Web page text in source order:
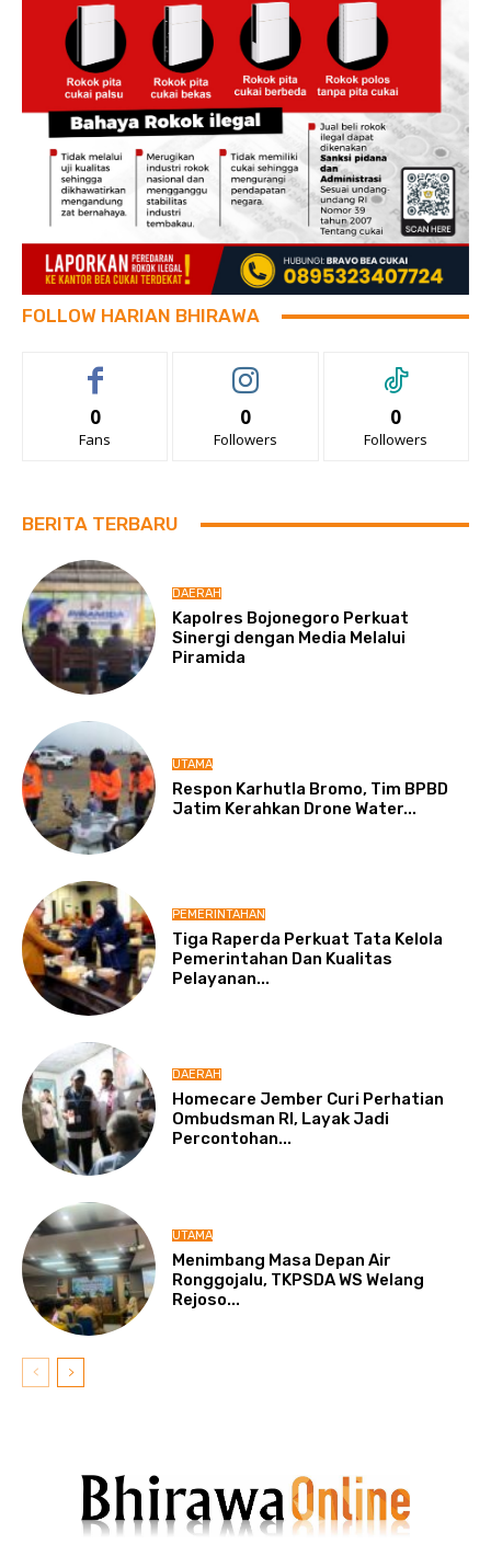
FOLLOW HARIAN BHIRAWA
0
Fans
0
Followers
0
Followers
BERITA TERBARU
DAERAH
Kapolres Bojonegoro Perkuat
Sinergi dengan Media Melalui
Piramida
UTAMA
Respon Karhutla Bromo, Tim BPBD
Jatim Kerahkan Drone Water...
PEMERINTAHAN
Tiga Raperda Perkuat Tata Kelola
Pemerintahan Dan Kualitas
Pelayanan...
DAERAH
Homecare Jember Curi Perhatian
Ombudsman RI, Layak Jadi
Percontohan...
UTAMA
Menimbang Masa Depan Air
Ronggojalu, TKPSDA WS Welang
Rejoso...